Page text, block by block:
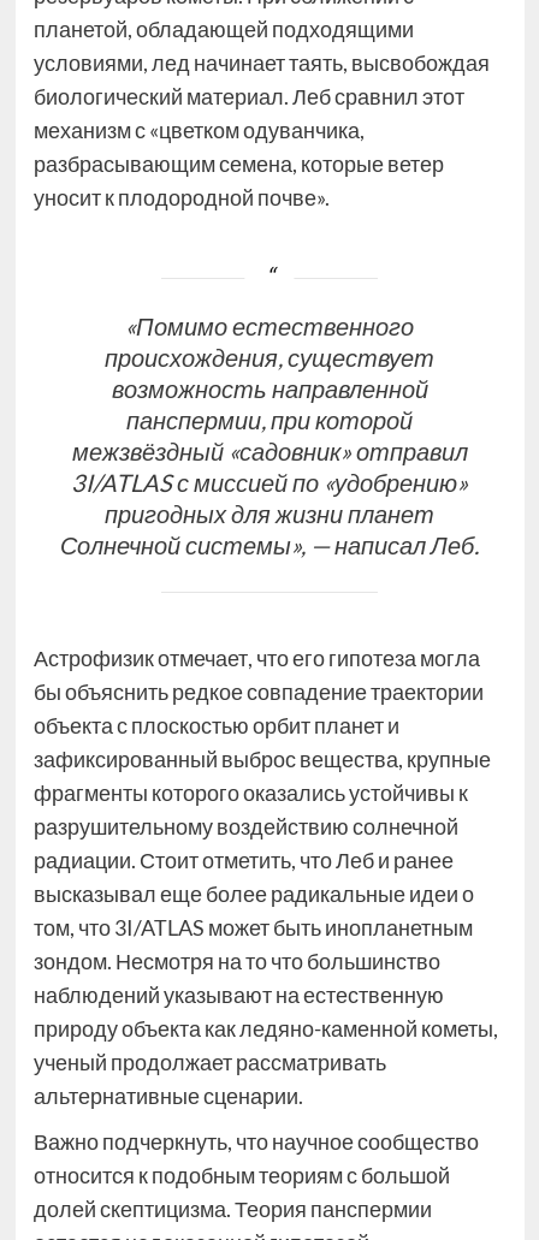
планетой, обладающей подходящими
условиями, лед начинает таять, высвобождая
биологический материал. Леб сравнил этот
механизм с «цветком одуванчика,
разбрасывающим семена, которые ветер
уносит к плодородной почве».
«Помимо естественного
происхождения, существует
возможность направленной
панспермии, при которой
межзвёздный «садовник» отправил
3I/ATLAS с миссией по «удобрению»
пригодных для жизни планет
Солнечной системы», — написал Леб.
Астрофизик отмечает, что его гипотеза могла
бы объяснить редкое совпадение траектории
объекта с плоскостью орбит планет и
зафиксированный выброс вещества, крупные
фрагменты которого оказались устойчивы к
разрушительному воздействию солнечной
радиации. Стоит отметить, что Леб и ранее
высказывал еще более радикальные идеи о
том, что 3I/ATLAS может быть инопланетным
зондом. Несмотря на то что большинство
наблюдений указывают на естественную
природу объекта как ледяно-каменной кометы,
ученый продолжает рассматривать
альтернативные сценарии.
Важно подчеркнуть, что научное сообщество
относится к подобным теориям с большой
долей скептицизма. Теория панспермии